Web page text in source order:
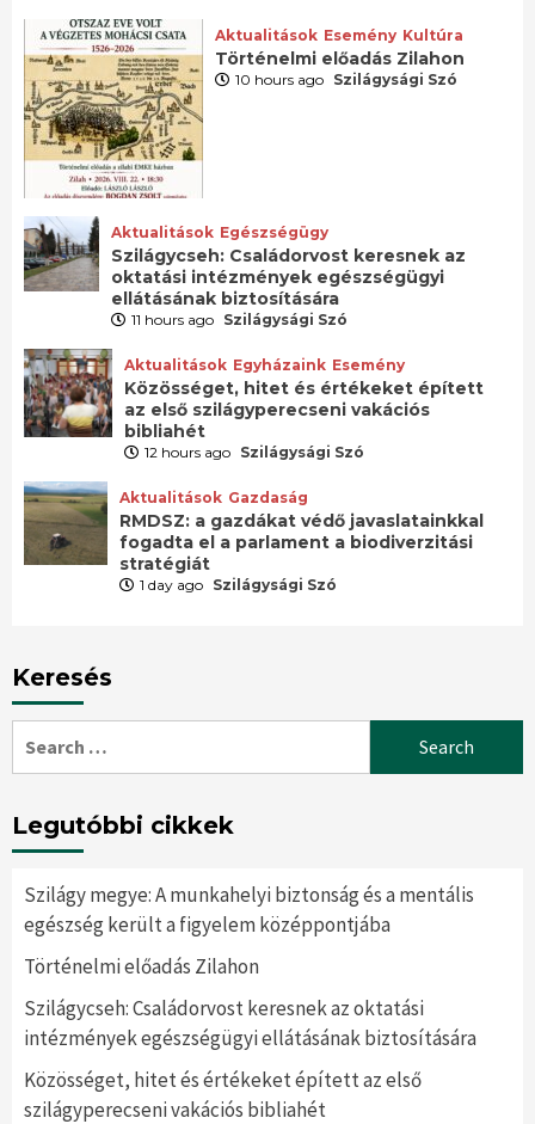
Aktualitások Esemény Kultúra
Történelmi előadás Zilahon
10 hours ago Szilágysági Szó
Aktualitások Egészségügy
Szilágycseh: Családorvost keresnek az
oktatási intézmények egészségügyi
ellátásának biztosítására
11 hours ago Szilágysági Szó
Aktualitások Egyházaink Esemény
Közösséget, hitet és értékeket épített
az első szilágyperecseni vakációs
bibliahét
12 hours ago Szilágysági Szó
Aktualitások Gazdaság
RMDSZ: a gazdákat védő javaslatainkkal
fogadta el a parlament a biodiverzitási
stratégiát
1 day ago Szilágysági Szó
Keresés
for:
Legutóbbi cikkek
Szilágy megye: A munkahelyi biztonság és a mentális
egészség került a figyelem középpontjába
Történelmi előadás Zilahon
Szilágycseh: Családorvost keresnek az oktatási
intézmények egészségügyi ellátásának biztosítására
Közösséget, hitet és értékeket épített az első
szilágyperecseni vakációs bibliahét